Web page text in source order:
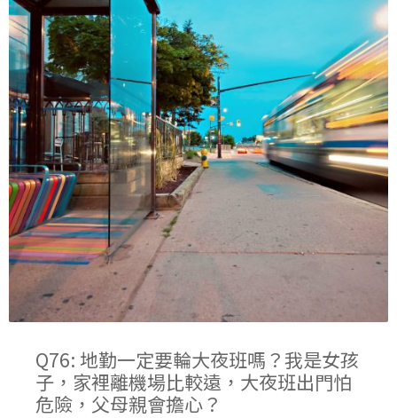
Q76: 地勤一定要輪大夜班嗎？我是女孩
子，家裡離機場比較遠，大夜班出門怕
危險，父母親會擔心？